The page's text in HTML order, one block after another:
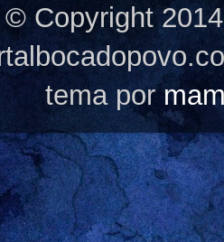
© Copyright
tema por